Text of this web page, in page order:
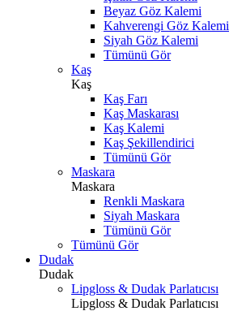
Beyaz Göz Kalemi
Kahverengi Göz Kalemi
Siyah Göz Kalemi
Tümünü Gör
Kaş
Kaş
Kaş Farı
Kaş Maskarası
Kaş Kalemi
Kaş Şekillendirici
Tümünü Gör
Maskara
Maskara
Renkli Maskara
Siyah Maskara
Tümünü Gör
Tümünü Gör
Dudak
Dudak
Lipgloss & Dudak Parlatıcısı
Lipgloss & Dudak Parlatıcısı